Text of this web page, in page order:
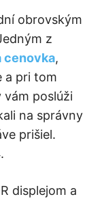
obrovským
z
cenovka,
a pri tom
poslúži
na správny
prišiel.
displejom a